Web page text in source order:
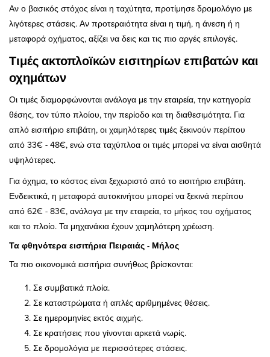
Αν ο βασικός στόχος είναι η ταχύτητα, προτίμησε δρομολόγιο με
λιγότερες στάσεις. Αν προτεραιότητα είναι η τιμή, η άνεση ή η
μεταφορά οχήματος, αξίζει να δεις και τις πιο αργές επιλογές.
Τιμές ακτοπλοϊκών εισιτηρίων επιβατών και
οχημάτων
Οι τιμές διαμορφώνονται ανάλογα με την εταιρεία, την κατηγορία
θέσης, τον τύπο πλοίου, την περίοδο και τη διαθεσιμότητα. Για
απλό εισιτήριο επιβάτη, οι χαμηλότερες τιμές ξεκινούν περίπου
από 33€ - 48€, ενώ στα ταχύπλοα οι τιμές μπορεί να είναι αισθητά
υψηλότερες.
Για όχημα, το κόστος είναι ξεχωριστό από το εισιτήριο επιβάτη.
Ενδεικτικά, η μεταφορά αυτοκινήτου μπορεί να ξεκινά περίπου
από 62€ - 83€, ανάλογα με την εταιρεία, το μήκος του οχήματος
και το πλοίο. Τα μηχανάκια έχουν χαμηλότερη χρέωση.
Τα φθηνότερα εισιτήρια Πειραιάς - Μήλος
Τα πιο οικονομικά εισιτήρια συνήθως βρίσκονται:
Σε συμβατικά πλοία.
Σε καταστρώματα ή απλές αριθμημένες θέσεις.
Σε ημερομηνίες εκτός αιχμής.
Σε κρατήσεις που γίνονται αρκετά νωρίς.
Σε δρομολόγια με περισσότερες στάσεις.